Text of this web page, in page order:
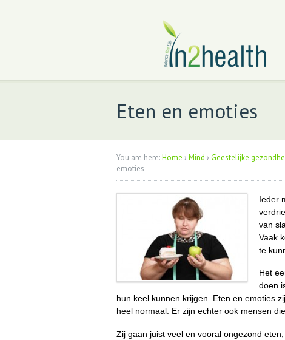
Eten en emoties
You are here:Home › Mind › Geestelijke
emoties
Ieder
van
Vaak
te
Het
doen
hun keel kunnen krijgen. Eten en emoties
heel normaal. Er zijn echter ook mensen
Zij gaan juist veel en vooral ongezond